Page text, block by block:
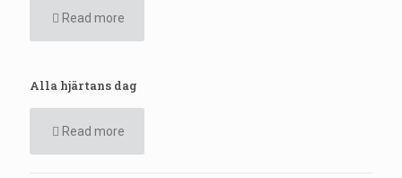
Read more
Alla hjärtans dag
Read more